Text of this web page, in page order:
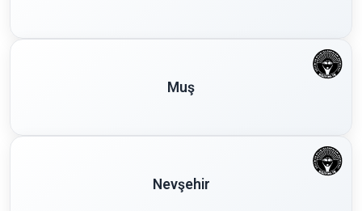
Muş
Nevşehir